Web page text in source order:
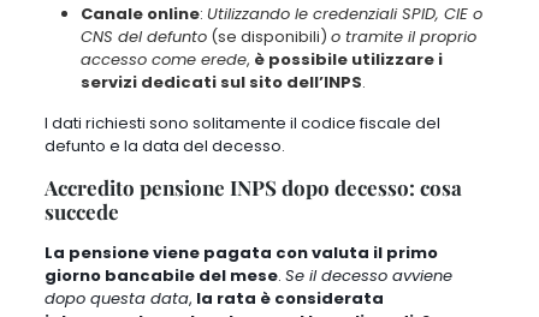
Canale online: Utilizzando le credenziali SPID, CIE o
CNS del defunto(se disponibili) o tramite il proprio
accesso come erede, è possibile utilizzare i
servizi dedicati sul sito dell’INPS.
I dati richiesti sono solitamente il codice fiscale del
defunto e la data del decesso.
Accredito pensione INPS dopo decesso: cosa
succede
La pensione viene pagata con valuta il primo
giorno bancabile del mese. Se il decesso avviene
dopo questa data, la rata è considerata